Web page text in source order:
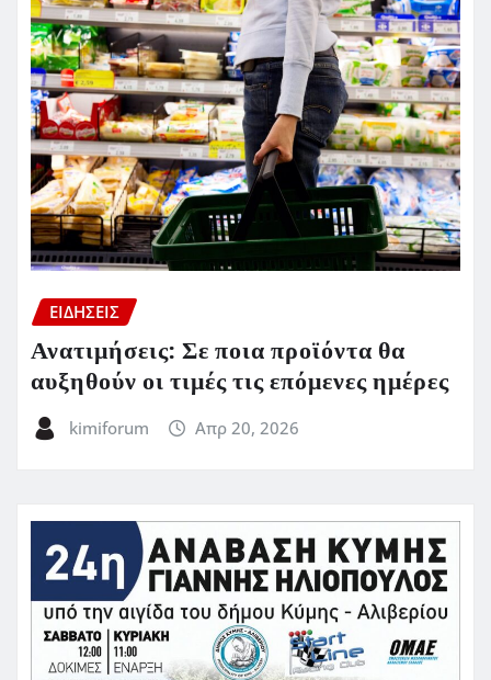
ΕΙΔΗΣΕΙΣ
Ανατιμήσεις: Σε ποια προϊόντα θα
αυξηθούν οι τιμές τις επόμενες ημέρες
kimiforum Απρ 20, 2026